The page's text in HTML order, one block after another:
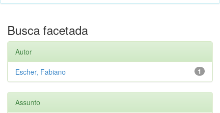
Busca facetada
Autor
1
Escher, Fabiano
Assunto